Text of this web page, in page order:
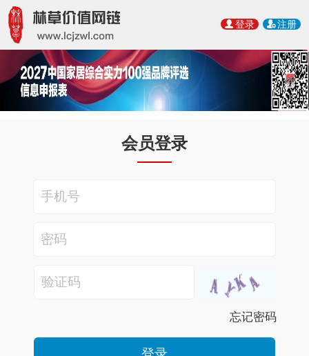
登录 注册
会员登录
忘记密码